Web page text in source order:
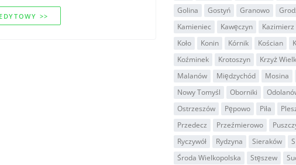
>>
Golina
Gostyń Granowo
Kamieniec
Kawęczyn
Koło
Konin Kórnik Kościan
Koźminek
Krotoszyn
Krzyż
Malanów
Międzychód
Mosina
Nowy Tomyśl
Oborniki
Ostrzeszów
Pępowo Piła
Przedecz
Przeźmierowo
Ryczywół
Rydzyna Sieraków
Środa Wielkopolska
Stęszew